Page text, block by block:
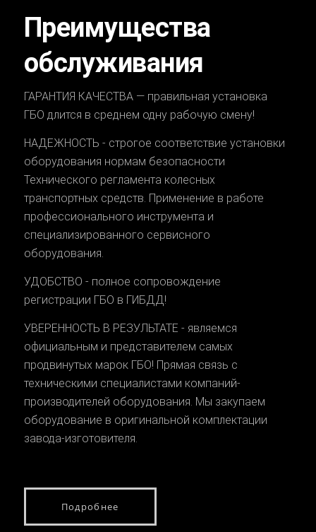
Преимущества
обслуживания
ГАРАНТИЯ КАЧЕСТВА — правильная установка
ГБО длится в среднем одну рабочую смену!
НАДЕЖНОСТЬ - строгое соответствие установки
оборудования нормам безопасности
Технического регламента колесных
транспортных средств. Применение в работе
профессионального инструмента и
специализированного сервисного
оборудования.
УДОБСТВО - полное сопровождение
регистрации ГБО в ГИБДД!
УВЕРЕННОСТЬ В РЕЗУЛЬТАТЕ - являемся
официальным и представителем самых
продвинутых марок ГБО! Прямая связь с
техническими специалистами компаний-
производителей оборудования. Мы закупаем
оборудование в оригинальной комплектации
завода-изготовителя.
Подробнее